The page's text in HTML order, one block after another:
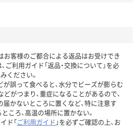
お客様のご都合による返品はお受けでき
ご利用ガイド「返品・交換について」を必
ください。
誤って食べると、水分でビーズが膨らむ
どがつまり、重症になることがあるので、
かないところに置くなど、特に注意す
ころ、高温の場所に置かない。
ド「ご利用ガイド 」を必ずご確認の上、お